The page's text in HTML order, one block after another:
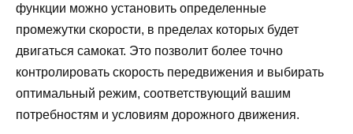
функции можно установить определенные
промежутки скорости, в пределах которых будет
двигаться самокат. Это позволит более точно
контролировать скорость передвижения и выбирать
оптимальный режим, соответствующий вашим
потребностям и условиям дорожного движения.